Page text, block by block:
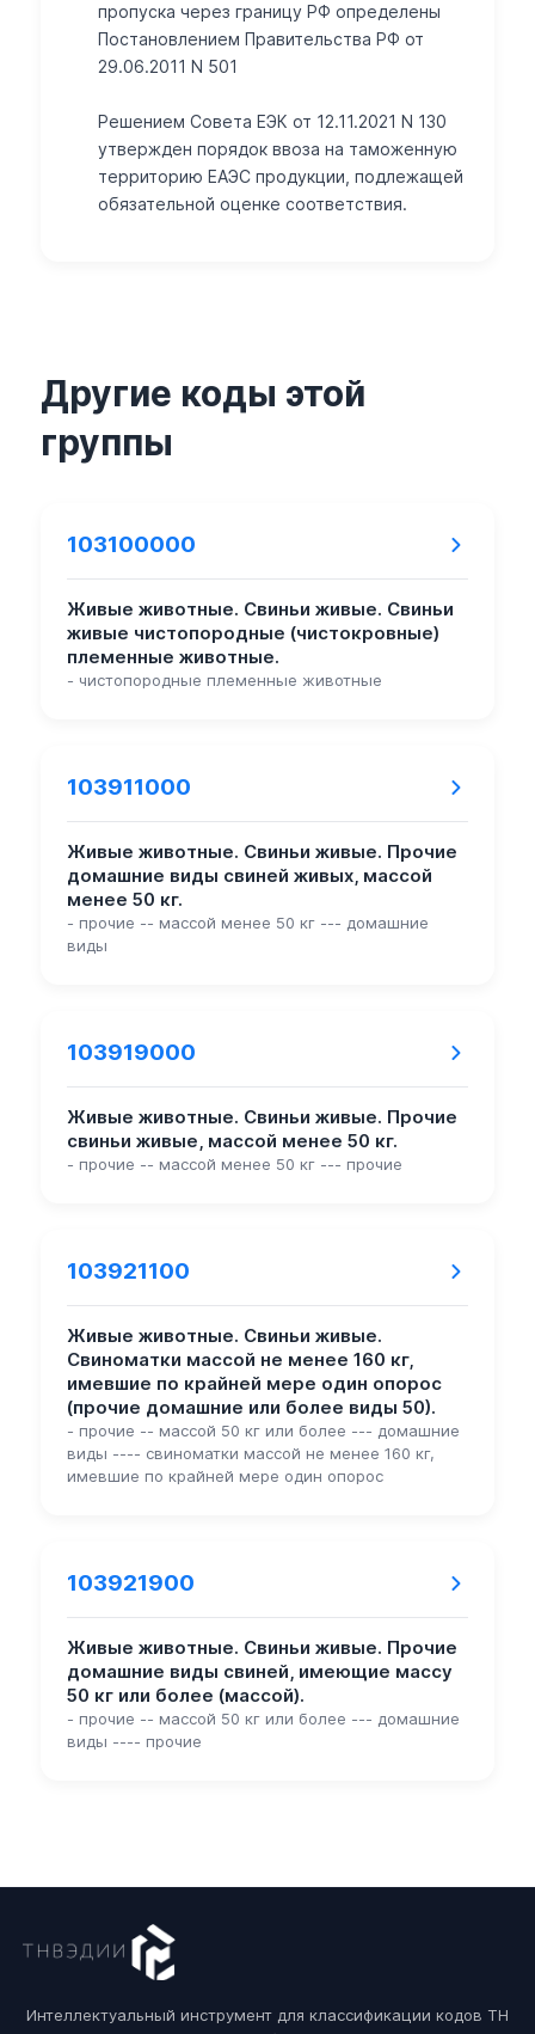
пропуска через границу РФ определены
Постановлением Правительства РФ от
29.06.2011 N 501
Решением Совета ЕЭК от 12.11.2021 N 130
утвержден порядок ввоза на таможенную
территорию ЕАЭС продукции, подлежащей
обязательной оценке соответствия.
Другие коды этой
группы
103100000
Живые животные. Свиньи живые. Свиньи
живые чистопородные (чистокровные)
племенные животные.
- чистопородные племенные животные
103911000
Живые животные. Свиньи живые. Прочие
домашние виды свиней живых, массой
менее 50 кг.
- прочие -- массой менее 50 кг --- домашние
виды
103919000
Живые животные. Свиньи живые. Прочие
свиньи живые, массой менее 50 кг.
- прочие -- массой менее 50 кг --- прочие
103921100
Живые животные. Свиньи живые.
Свиноматки массой не менее 160 кг,
имевшие по крайней мере один опорос
(прочие домашние или более виды 50).
- прочие -- массой 50 кг или более --- домашние
виды ---- свиноматки массой не менее 160 кг,
имевшие по крайней мере один опорос
103921900
Живые животные. Свиньи живые. Прочие
домашние виды свиней, имеющие массу
50 кг или более (массой).
- прочие -- массой 50 кг или более --- домашние
виды ---- прочие
Интеллектуальный инструмент для классификации кодов ТН